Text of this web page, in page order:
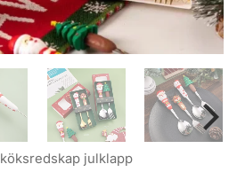
köksredskap julklapp